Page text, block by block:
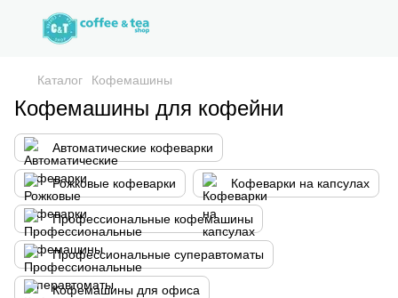
Каталог Кофемашины
Кофемашины для кофейни
Автоматические кофеварки
Рожковые кофеварки Кофеварки на капсулах
Профессиональные кофемашины
Профессиональные суперавтоматы
Кофемашины для офиса